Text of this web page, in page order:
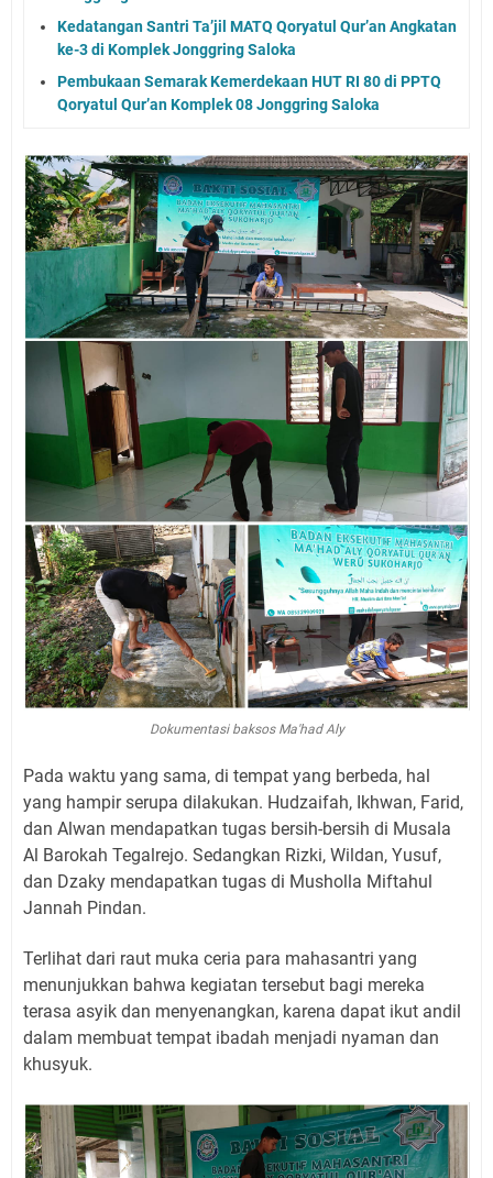
Kedatangan Santri Ta’jil MATQ Qoryatul Qur’an Angkatan
ke-3 di Komplek Jonggring Saloka
Pembukaan Semarak Kemerdekaan HUT RI 80 di PPTQ
Qoryatul Qur’an Komplek 08 Jonggring Saloka
Dokumentasi baksos Ma'had Aly
Pada waktu yang sama, di tempat yang berbeda, hal
yang hampir serupa dilakukan. Hudzaifah, Ikhwan, Farid,
dan Alwan mendapatkan tugas bersih-bersih di Musala
Al Barokah Tegalrejo. Sedangkan Rizki, Wildan, Yusuf,
dan Dzaky mendapatkan tugas di Musholla Miftahul
Jannah Pindan.
Terlihat dari raut muka ceria para mahasantri yang
menunjukkan bahwa kegiatan tersebut bagi mereka
terasa asyik dan menyenangkan, karena dapat ikut andil
dalam membuat tempat ibadah menjadi nyaman dan
khusyuk.